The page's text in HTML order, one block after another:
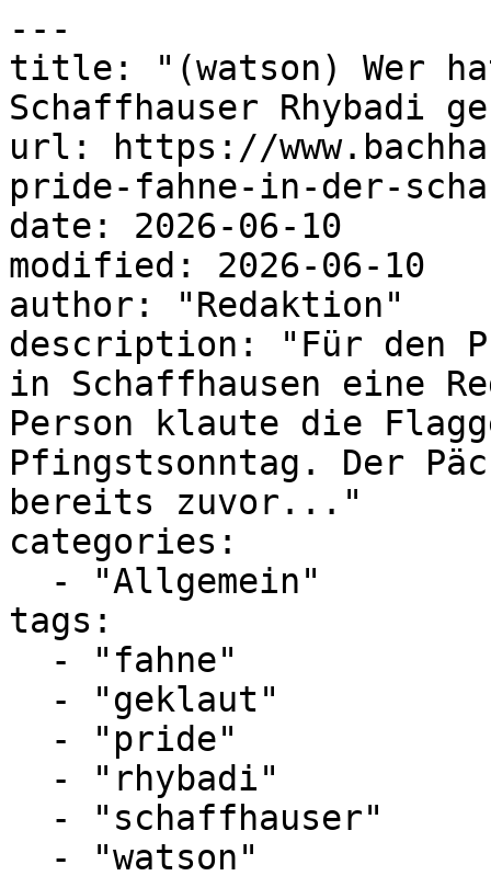
---
title: "(watson) Wer
Schaffhauser Rhybadi
url: https://
pride-fahne-in-der-
date: 2026-06-10
modified: 2026-06-10
author: "Redaktion"
description: "Für den
in Schaffhausen eine
Person klaute die
Pfingstsonntag. Der
bereits zuvor..."
categories:
tags: